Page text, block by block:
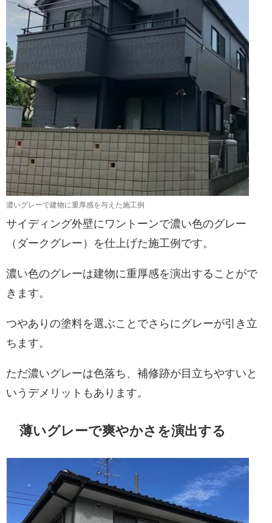
濃いグレーで建物に重厚感を与えた施工例
サイディング外壁にワントーンで濃い色のグレー
（ダークグレー）を仕上げた施工例です。
濃い色のグレーは建物に重厚感を演出することがで
きます。
つやありの塗料を選ぶことでさらにグレーが引き立
ちます。
ただ濃いグレーは色落ち、補修跡が目立ちやすいと
いうデメリットもあります。
薄いグレーで爽やかさを演出する